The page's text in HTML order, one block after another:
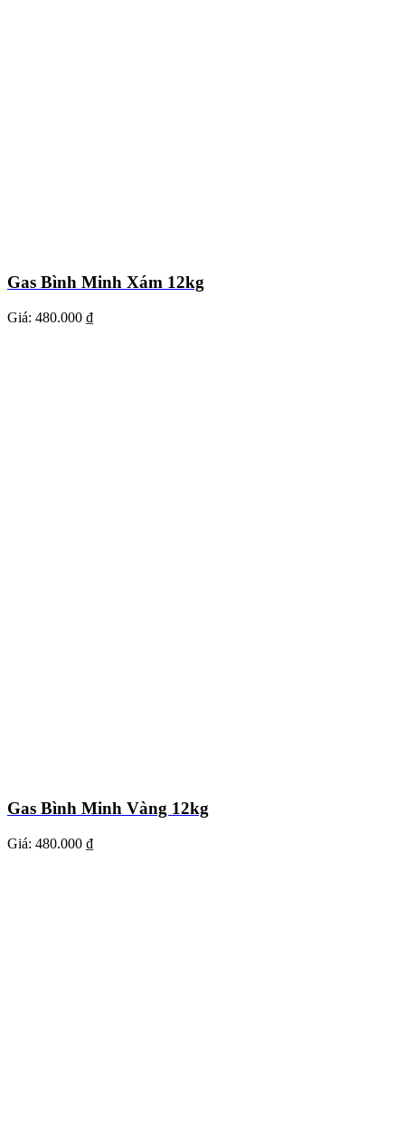
Gas Bình Minh Xám 12kg
Giá: 480.000 ₫
Gas Bình Minh Vàng 12kg
Giá: 480.000 ₫